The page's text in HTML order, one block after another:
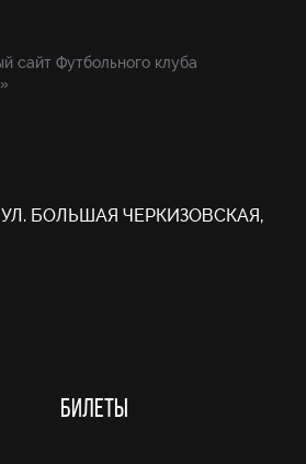
сайт Футбольного клуба
УЛ. БОЛЬШАЯ ЧЕРКИЗОВСКАЯ,
БИЛЕТЫ